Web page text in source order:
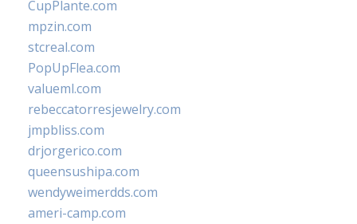
CupPlante.com
mpzin.com
stcreal.com
PopUpFlea.com
valueml.com
rebeccatorresjewelry.com
jmpbliss.com
drjorgerico.com
queensushipa.com
wendyweimerdds.com
ameri-camp.com